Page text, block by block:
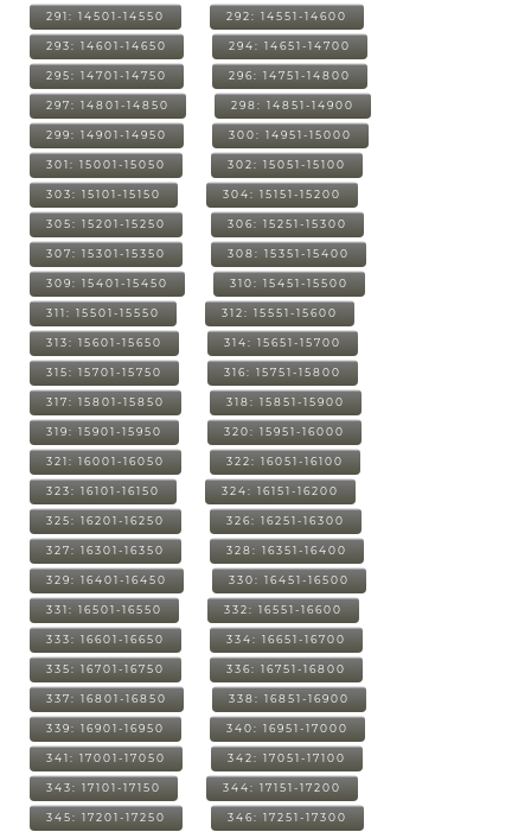
291: 14501-14550 292: 14551-14600
293: 14601-14650 294: 14651-14700
295: 14701-14750 296: 14751-14800
297: 14801-14850 298: 14851-14900
299: 14901-14950 300: 14951-15000
301: 15001-15050 302: 15051-15100
303: 15101-15150 304: 15151-15200
305: 15201-15250 306: 15251-15300
307: 15301-15350 308: 15351-15400
309: 15401-15450 310: 15451-15500
311: 15501-15550 312: 15551-15600
313: 15601-15650 314: 15651-15700
315: 15701-15750 316: 15751-15800
317: 15801-15850 318: 15851-15900
319: 15901-15950 320: 15951-16000
321: 16001-16050 322: 16051-16100
323: 16101-16150 324: 16151-16200
325: 16201-16250 326: 16251-16300
327: 16301-16350 328: 16351-16400
329: 16401-16450 330: 16451-16500
331: 16501-16550 332: 16551-16600
333: 16601-16650 334: 16651-16700
335: 16701-16750 336: 16751-16800
337: 16801-16850 338: 16851-16900
339: 16901-16950 340: 16951-17000
341: 17001-17050 342: 17051-17100
343: 17101-17150 344: 17151-17200
345: 17201-17250 346: 17251-17300